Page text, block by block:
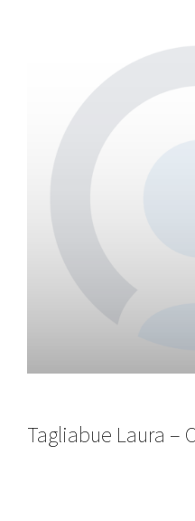
Tagliabue Laura –